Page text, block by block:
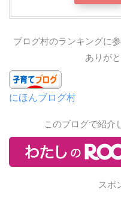
ブログ村のランキングに
ありが
にほんブログ村
このブログで紹介
スポ